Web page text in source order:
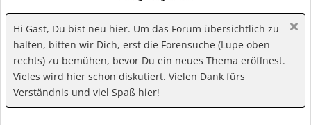
Hi Gast, Du bist neu hier. Um das Forum übersichtlich zu
halten, bitten wir Dich, erst die Forensuche (Lupe oben
rechts) zu bemühen, bevor Du ein neues Thema eröffnest.
Vieles wird hier schon diskutiert. Vielen Dank fürs
Verständnis und viel Spaß hier!